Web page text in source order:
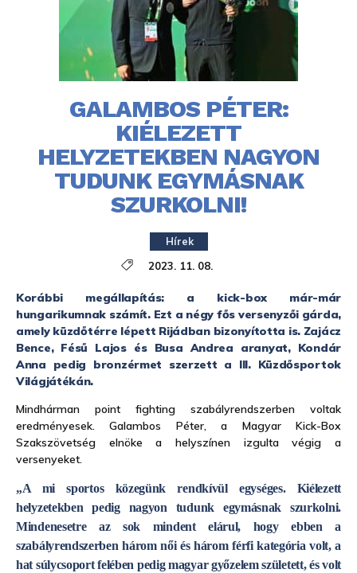
GALAMBOS PÉTER:
KIÉLEZETT
HELYZETEKBEN NAGYON
TUDUNK EGYMÁSNAK
SZURKOLNI!
Hírek
2023. 11. 08.
Korábbi megállapítás: a kick-box már-már
hungarikumnak számít. Ezt a négy fős versenyzői gárda,
amely küzdőtérre lépett Rijádban bizonyította is. Zajácz
Bence, Fésű Lajos és Busa Andrea aranyat, Kondár
Anna pedig bronzérmet szerzett a III. Küzdősportok
Világjátékán.
Mindhárman point fighting szabályrendszerben voltak
eredményesek. Galambos Péter, a Magyar Kick-Box
Szakszövetség elnöke a helyszínen izgulta végig a
versenyeket.
„A mi sportos közegünk rendkívül egységes. Kiélezett
helyzetekben pedig nagyon tudunk egymásnak szurkolni.
Mindenesetre az sok mindent elárul, hogy ebben a
szabályrendszerben három női és három férfi kategória volt, a
hat súlycsoport felében pedig magyar győzelem született, és volt